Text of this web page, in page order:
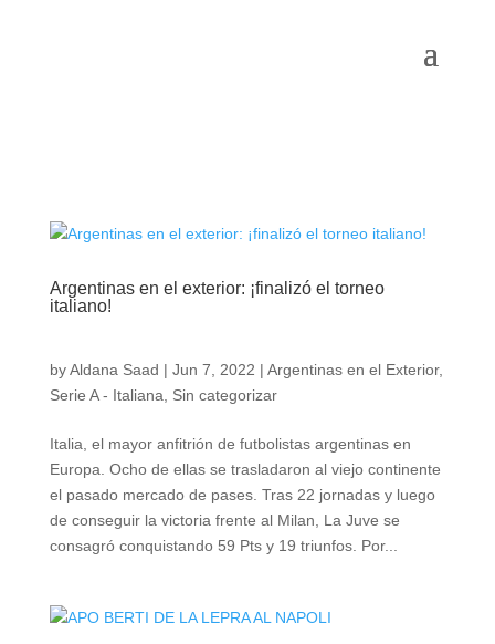
Argentinas en el exterior: ¡finalizó el torneo
italiano!
byAldana Saad | Jun 7, 2022 | Argentinas en el Exterior,
Serie A - Italiana
Sin categorizar
Italia, el mayor anfitrión de futbolistas argentinas en
Europa. Ocho de ellas se trasladaron al viejo continente
el pasado mercado de pases. Tras 22 jornadas y luego
de conseguir la victoria frente al Milan, La Juve se
consagró conquistando 59 Pts y 19 triunfos. Por...